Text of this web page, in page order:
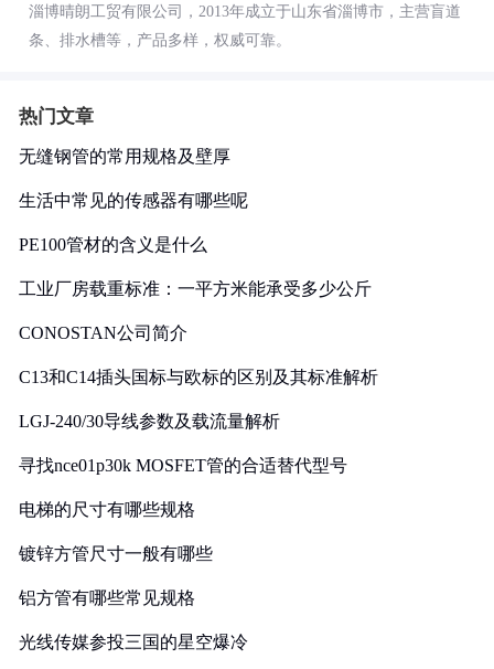
淄博晴朗工贸有限公司，2013年成立于山东省淄博市，主营盲道
条、排水槽等，产品多样，权威可靠。
热门文章
无缝钢管的常用规格及壁厚
生活中常见的传感器有哪些呢
PE100管材的含义是什么
工业厂房载重标准：一平方米能承受多少公斤
CONOSTAN公司简介
C13和C14插头国标与欧标的区别及其标准解析
LGJ-240/30导线参数及载流量解析
寻找nce01p30k MOSFET管的合适替代型号
电梯的尺寸有哪些规格
镀锌方管尺寸一般有哪些
铝方管有哪些常见规格
光线传媒参投三国的星空爆冷